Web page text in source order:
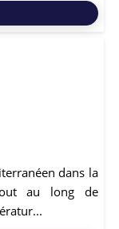
dans la
au long de